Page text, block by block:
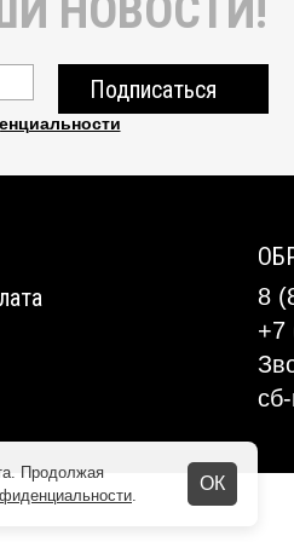
НОВОСТИ!
Подписаться
8
+7
Продолжая
.
ОК